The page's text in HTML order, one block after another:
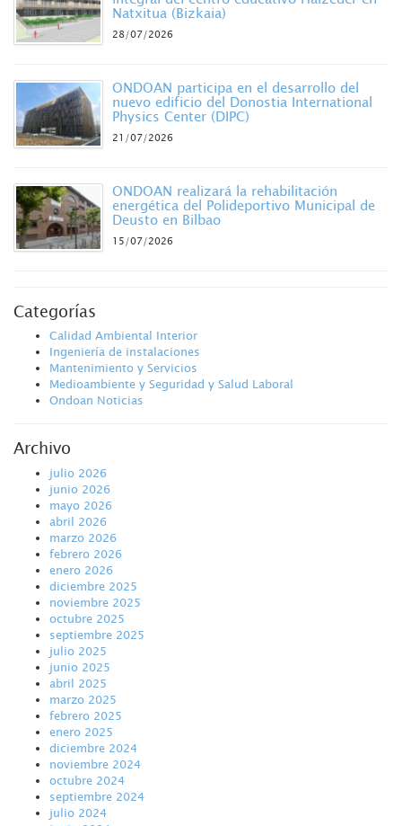
Natxitua (Bizkaia)
28/07/2026
ONDOAN participa en el desarrollo del
nuevo edificio del Donostia International
Physics Center (DIPC)
21/07/2026
ONDOAN realizará la rehabilitación
energética del Polideportivo Municipal de
Deusto en Bilbao
15/07/2026
Categorías
Calidad Ambiental Interior
Ingeniería de instalaciones
Mantenimiento y Servicios
Medioambiente y Seguridad y Salud Laboral
Ondoan Noticias
Archivo
julio 2026
junio 2026
mayo 2026
abril 2026
marzo 2026
febrero 2026
enero 2026
diciembre 2025
noviembre 2025
octubre 2025
septiembre 2025
julio 2025
junio 2025
abril 2025
marzo 2025
febrero 2025
enero 2025
diciembre 2024
noviembre 2024
octubre 2024
septiembre 2024
julio 2024